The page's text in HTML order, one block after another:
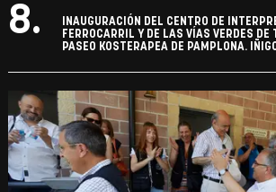
8.
INAUGURACIÓN DEL CENTRO DE
FERROCARRIL Y DE LAS VÍAS VERDES DE
PASEO KOSTERAPEA DE PAMPLONA.